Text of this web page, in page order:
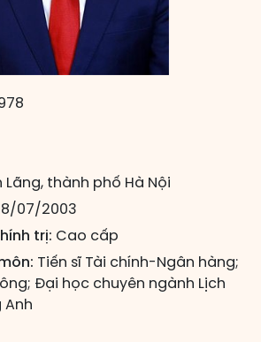
Lãng, thành phố Hà Nội
07/2003
trị: Cao cấp
Tiến sĩ Tài chính-Ngân hàng;
Đại học chuyên ngành Lịch
Anh